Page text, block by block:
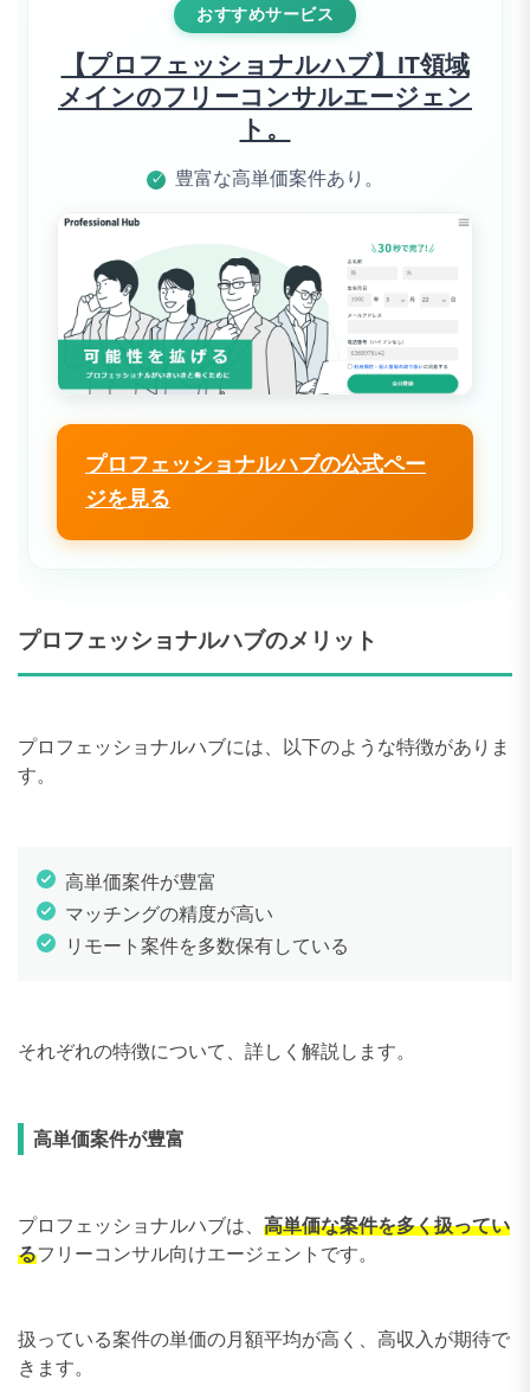
おすすめサービス
【プロフェッショナルハブ】IT領域
メインのフリーコンサルエージェン
ト。
✓ 豊富な高単価案件あり。
プロフェッショナルハブの公式ペー
ジを見る
プロフェッショナルハブのメリット
プロフェッショナルハブには、以下のような特徴がありま
す。
高単価案件が豊富
マッチングの精度が高い
リモート案件を多数保有している
それぞれの特徴について、詳しく解説します。
高単価案件が豊富
プロフェッショナルハブは、 高単価な案件を多く扱ってい
るフリーコンサル向けエージェントです。
扱っている案件の単価の月額平均が高く、高収入が期待で
きます。